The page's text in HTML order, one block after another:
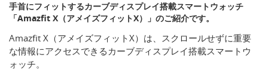
手首にフィットするカーブディスプレイ搭載スマートウォッチ
「Amazfit X（アメイズフィットX）」のご紹介です。
Amazfit X（アメイズフィットX）は、スクロールせずに重要
な情報にアクセスできるカーブディスプレイ搭載スマートウ
ォッチ。